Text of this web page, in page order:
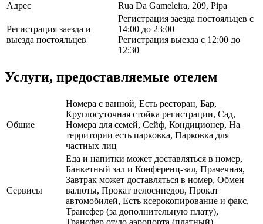
Адрес
Rua Da Gameleira, 209, Pipa
Регистрация заезда и
выезда постояльцев
Регистрация заезда постояльцев с
14:00 до 23:00
Регистрация выезда с 12:00 до
12:30
Услуги, предоставляемые отелем
Общие
Номера с ванной, Есть ресторан, Бар,
Круглосуточная стойка регистрации, Сад,
Номера для семей, Сейф, Кондиционер, На
территории есть парковка, Парковка для
частных лиц
Сервисы
Еда и напитки может доставляться в номер,
Банкетный зал и Конференц-зал, Прачечная,
Завтрак может доставляться в номер, Обмен
валюты, Прокат велосипедов, Прокат
автомобилей, Есть ксерокопирование и факс,
Трансфер (за дополнительную плату),